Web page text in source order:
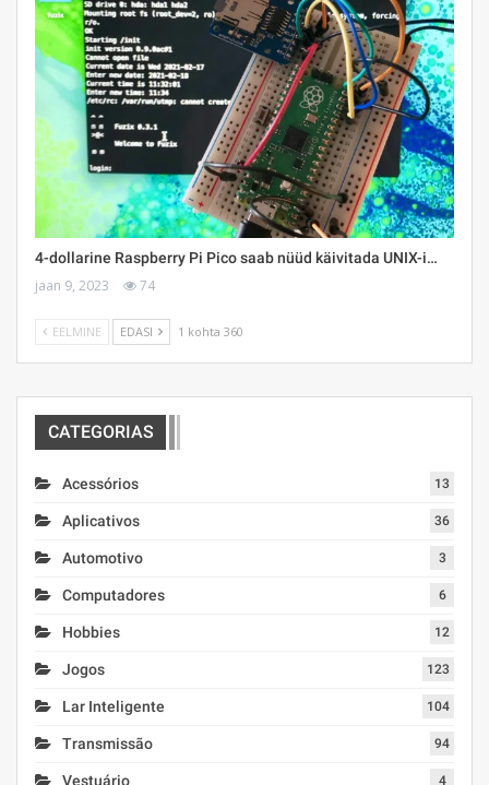
4-dollarine Raspberry Pi Pico saab nüüd käivitada UNIX-i…
jaan 9, 2023 74
EELMINE EDASI 1 kohta 360
CATEGORIAS
Acessórios 13
Aplicativos 36
Automotivo 3
Computadores 6
Hobbies 12
Jogos 123
Lar Inteligente 104
Transmissão 94
Vestuário 4